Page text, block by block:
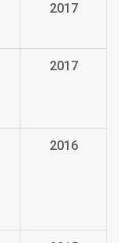
2017
2017
2016